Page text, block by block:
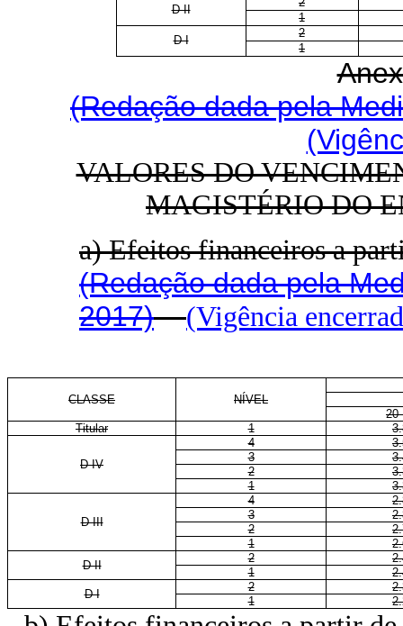
D II
1
D I
2
1
(Redação dada pela
VALORES DO
MAGISTÉRIO DO
a) Efeitos financeiros a
(Redação dada pela
2017)
(Vigência
CLASSE
NÍVEL
20
Titular
1
D IV
4
3
2
1
D III
4
3
2
1
D II
2
1
D I
2
1